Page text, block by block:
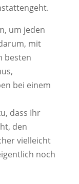
um jeden
mit
besten
bei einem
dass Ihr
den
vielleicht
noch